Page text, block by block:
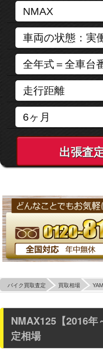
出張査
バイク買取査定 買取相場
NMAX125【2016年
定相場